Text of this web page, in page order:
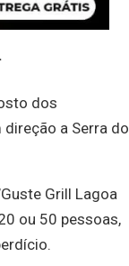
dos
a Serra do
Grill Lagoa
ou 50 pessoas,